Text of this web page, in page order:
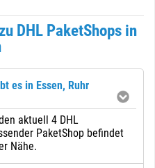
DHL PaketShops in
es in Essen, Ruhr
aktuell 4 DHL
PaketShop befindet
Nähe.